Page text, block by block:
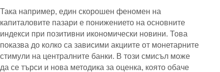
Така например, един скорошен феномен на
капиталовите пазари е понижението на основните
индекси при позитивни икономически новини. Това
показва до колко са зависими акциите от монетарните
стимули на централните банки. В този смисъл може
да се търси и нова методика за оценка, която обаче